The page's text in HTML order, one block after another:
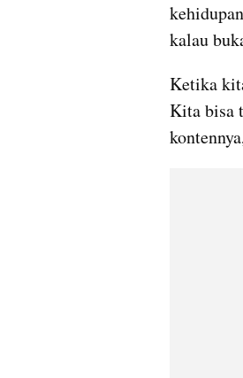
kalau
Ketika
Kita bisa